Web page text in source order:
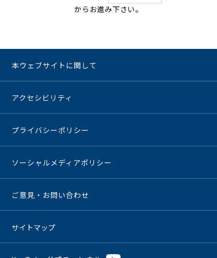
からお進み下さい。
本ウェブサイトに関して
アクセシビリティ
プライバシーポリシー
ソーシャルメディアポリシー
ご意見・お問い合わせ
サイトマップ